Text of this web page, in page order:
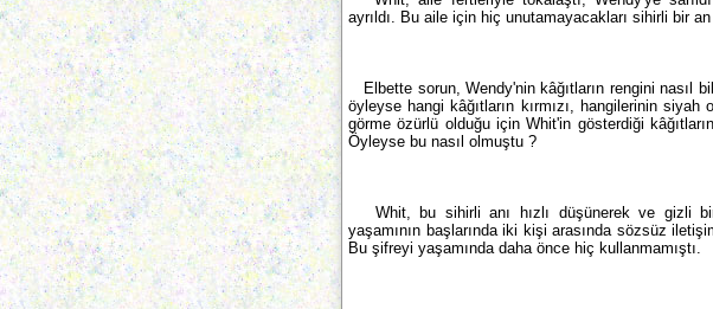
ayrıldı. Bu aile için hiç unutamayacakları sihirli bir an
Elbette sorun, Wendy'nin kâğıtların rengini nasıl
öyleyse hangi kâğıtların kırmızı, hangilerinin
görme özürlü olduğu için Whit'in gösterdiği
Öyleyse bu nasıl olmuştu ?
Whit, bu sihirli anı hızlı düşünerek ve gizli bir
yaşamının başlarında iki kişi arasında sözsüz
Bu şifreyi yaşamında daha önce hiç kullanmamıştı.